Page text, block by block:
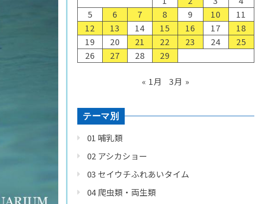
5
6 7 8 9 10
11
12
13 14 15 16 17
18
19
20 21 22 23 24
25
26
27 28 29
« 1月 3月 »
テーマ別
01 哺乳類
02 アシカショー
03 セイウチふれあいタイム
04 爬虫類・両生類